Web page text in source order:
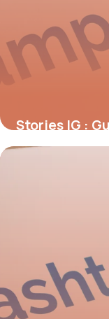
Stories IG :
Stories 2026